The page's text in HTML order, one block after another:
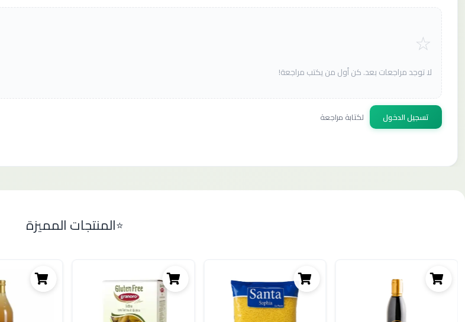
لا توجد مراجعات بعد. كن أول من يكتب مراجعة!
تسجيل الدخول لكتابة مراجعة
المنتجات المميزة